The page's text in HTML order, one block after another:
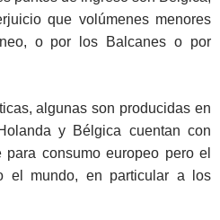
que volúmenes menores
o por los Balcanes o por
algunas son producidas en
y Bélgica cuentan con
para consumo europeo pero el
el mundo, en particular a los